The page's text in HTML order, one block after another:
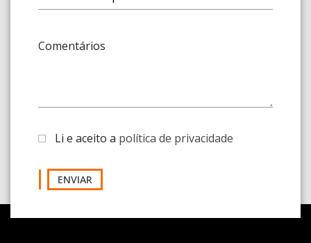
Comentários
Li e aceito a política de privacidade
ENVIAR